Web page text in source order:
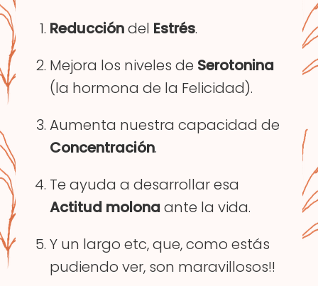
Reduccióndel Estrés.
Mejora los niveles de Serotonina
(la hormona de la Felicidad).
Aumenta nuestra capacidad de
Concentración.
Te ayuda a desarrollar esa
Actitud molonaante la vida.
Y un largo etc, que, como estás
pudiendo ver, son maravillosos!!